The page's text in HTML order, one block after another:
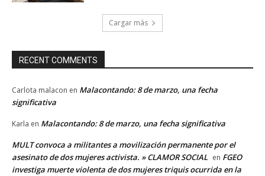
Cargar más
RECENT COMMENTS
Carlota malacon en Malacontando: 8 de marzo, una fecha
significativa
Karla en Malacontando: 8 de marzo, una fecha significativa
MULT convoca a militantes a movilización permanente por el
asesinato de dos mujeres activista. » CLAMOR SOCIAL en FGEO
investiga muerte violenta de dos mujeres triquis ocurrida en la